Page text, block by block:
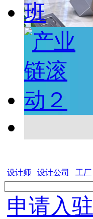
设计师 设计公司 工厂
申请入驻